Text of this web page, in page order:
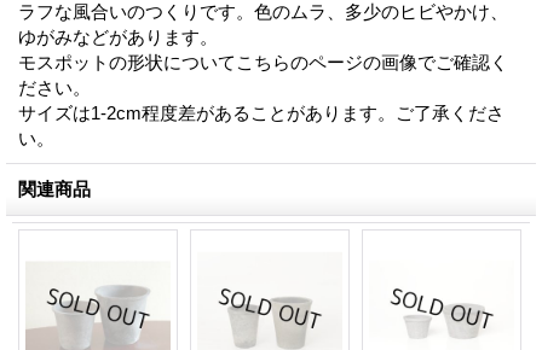
ラフな風合いのつくりです。色のムラ、多少のヒビやかけ、
ゆがみなどがあります。
モスポットの形状についてこちらのページの画像でご確認く
ださい。
サイズは1-2cm程度差があることがあります。ご了承くださ
い。
関連商品